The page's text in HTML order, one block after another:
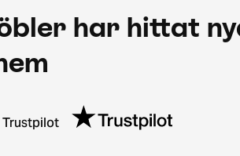
har hittat
Trustpilot